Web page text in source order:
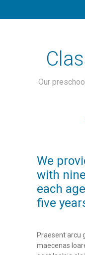
--
Προσφορές
Blog
Our
We
with
each
five
Praesent arcu
maecenas